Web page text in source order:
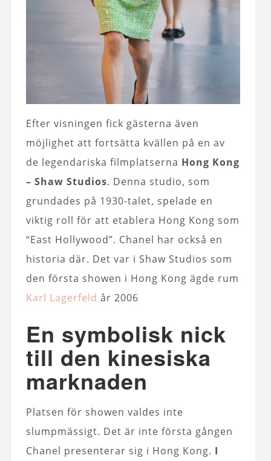
Efter visningen fick gästerna även
möjlighet att fortsätta kvällen på en av
de legendariska filmplatserna Hong Kong
– Shaw Studios. Denna studio, som
grundades på 1930-talet, spelade en
viktig roll för att etablera Hong Kong som
“East Hollywood”. Chanel har också en
historia där. Det var i Shaw Studios som
den första showen i Hong Kong ägde rum
Karl Lagerfeld år 2006
En symbolisk nick
till den kinesiska
marknaden
Platsen för showen valdes inte
slumpmässigt. Det är inte första gången
Chanel presenterar sig i Hong Kong. I